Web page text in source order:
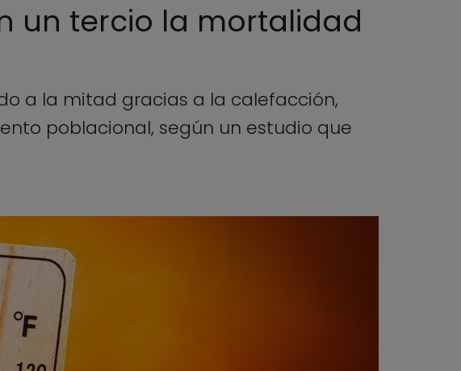
un tercio la mortalidad
a la mitad gracias a la calefacción,
poblacional, según un estudio que